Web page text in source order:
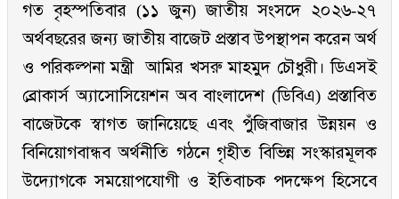
গত বৃহস্পতিবার (১১ জুন) জাতীয় সংসদে ২০২৬-২৭
অর্থবছরের জন্য জাতীয় বাজেট প্রস্তাব উপস্থাপন করেন অর্থ
ও পরিকল্পনা মন্ত্রী আমির খসরু মাহমুদ চৌধুরী। ডিএসই
ব্রোকার্স অ্যাসোসিয়েশন অব বাংলাদেশ (ডিবিএ) প্রস্তাবিত
বাজেটকে স্বাগত জানিয়েছে এবং পুঁজিবাজার উন্নয়ন ও
বিনিয়োগবান্ধব অর্থনীতি গঠনে গৃহীত বিভিন্ন সংস্কারমূলক
উদ্যোগকে সময়োপযোগী ও ইতিবাচক পদক্ষেপ হিসেবে